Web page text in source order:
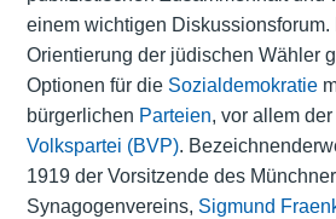
einem wichtigen
Orientierung der jüdischen Wähler
Optionen für die Sozialdemokratie
bürgerlichen Parteien, vor allem der
Volkspartei (BVP).
1919 der Vorsitzende des
Synagogenvereins, Sigmund